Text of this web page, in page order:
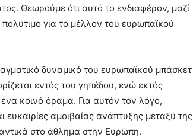
Θεωρούμε ότι αυτό το ενδιαφέρον, μαζί
πολύτιμο για το μέλλον του ευρωπαϊκού
δυναμικό του ευρωπαϊκού μπάσκετ
εντός του γηπέδου, ενώ εκτός
κοινό όραμα. Για αυτόν τον λόγο,
ευκαιρίες αμοιβαίας ανάπτυξης μεταξύ της
στο άθλημα στην Ευρώπη.